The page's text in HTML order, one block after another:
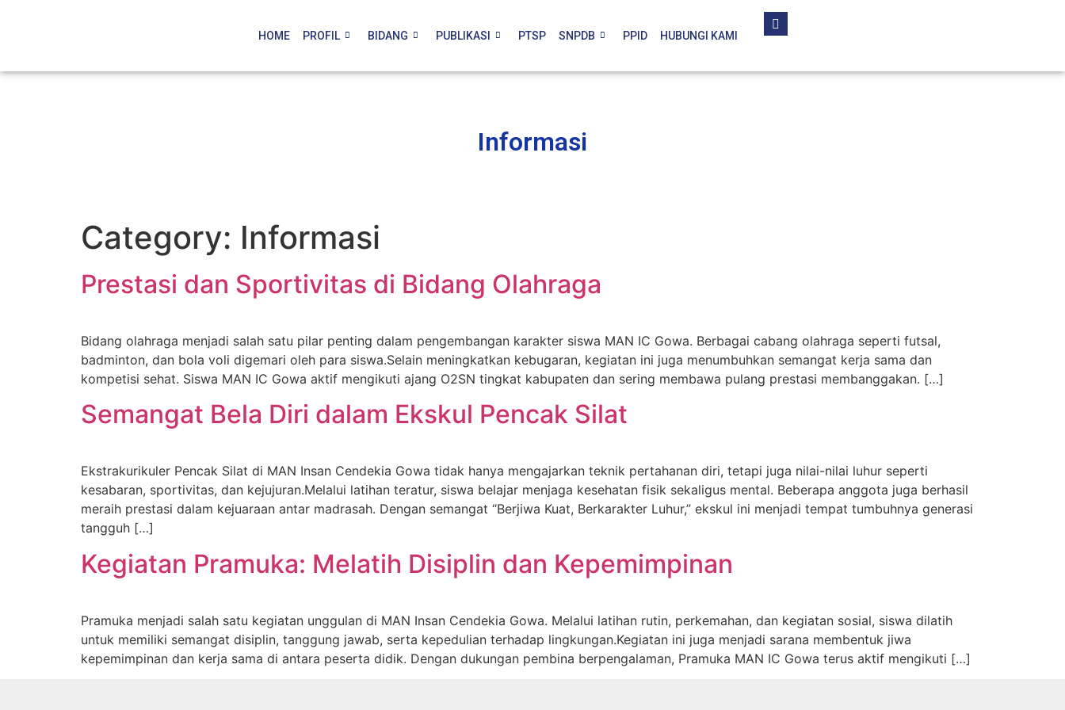
HOME PROFIL BIDANG PUBLIKASI PTSP SNPDB PPID HUBUNGI KAMI
Informasi
Category: Informasi
Prestasi dan Sportivitas di Bidang Olahraga
Bidang olahraga menjadi salah satu pilar penting dalam pengembangan karakter siswa MAN IC Gowa. Berbagai cabang olahraga seperti futsal,
badminton, dan bola voli digemari oleh para siswa.Selain meningkatkan kebugaran, kegiatan ini juga menumbuhkan semangat kerja sama dan
kompetisi sehat. Siswa MAN IC Gowa aktif mengikuti ajang O2SN tingkat kabupaten dan sering membawa pulang prestasi membanggakan. […]
Semangat Bela Diri dalam Ekskul Pencak Silat
Ekstrakurikuler Pencak Silat di MAN Insan Cendekia Gowa tidak hanya mengajarkan teknik pertahanan diri, tetapi juga nilai-nilai luhur seperti
kesabaran, sportivitas, dan kejujuran.Melalui latihan teratur, siswa belajar menjaga kesehatan fisik sekaligus mental. Beberapa anggota juga berhasil
meraih prestasi dalam kejuaraan antar madrasah. Dengan semangat “Berjiwa Kuat, Berkarakter Luhur,” ekskul ini menjadi tempat tumbuhnya generasi
tangguh […]
Kegiatan Pramuka: Melatih Disiplin dan Kepemimpinan
Pramuka menjadi salah satu kegiatan unggulan di MAN Insan Cendekia Gowa. Melalui latihan rutin, perkemahan, dan kegiatan sosial, siswa dilatih
untuk memiliki semangat disiplin, tanggung jawab, serta kepedulian terhadap lingkungan.Kegiatan ini juga menjadi sarana membentuk jiwa
kepemimpinan dan kerja sama di antara peserta didik. Dengan dukungan pembina berpengalaman, Pramuka MAN IC Gowa terus aktif mengikuti […]